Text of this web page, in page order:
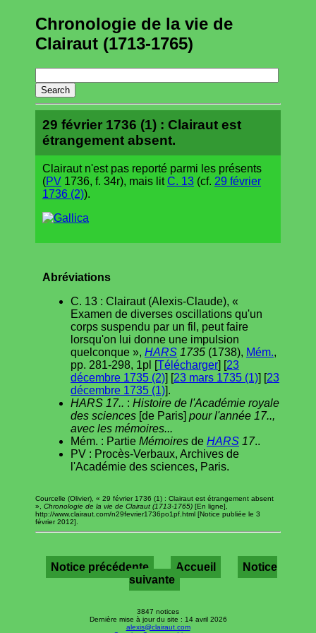
Chronologie de la vie de
Clairaut (1713-1765)
29 février 1736 (1) : Clairaut est
étrangement absent.
Clairaut n'est pas reporté parmi les présents
(PV 1736, f. 34r), mais litC. 13 (cf. 29 février
1736 (2)).
Abréviations
C. 13 : Clairaut (Alexis-Claude), «
Examen de diverses oscillations qu'un
corps suspendu par un fil, peut faire
lorsqu'on lui donne une impulsion
quelconque », HARS 1735 (1738), Mém.,
pp. 281-298, 1pl [Télécharger] [23
décembre 1735 (2)] [23 mars 1735 (1)] [23
décembre 1735 (1)].
HARS 17.. : Histoire de l'Académie royale
des sciences [de Paris] pour l'année 17..,
avec les mémoires...
Mém. : Partie Mémoires de HARS 17..
PV : Procès-Verbaux, Archives de
l'Académie des sciences, Paris.
Courcelle (Olivier), « 29 février 1736 (1) : Clairaut est étrangement absent
», Chronologie de la vie de Clairaut (1713-1765) [En ligne],
http://www.clairaut.com/n29fevrier1736po1pf.html [Notice publiée le 3
février 2012].
Notice précédente Accueil
Notice
suivante
3847 notices
Dernière mise à jour du site : 14 avril 2026
alexis@clairaut.com